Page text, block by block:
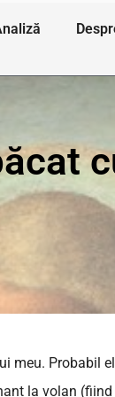
meu. Probabil
la volan